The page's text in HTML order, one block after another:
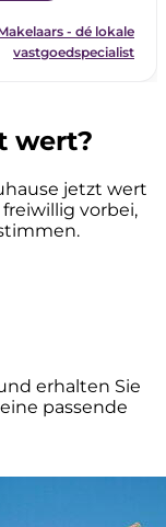
wert?
jetzt wert
vorbei,
erhalten Sie
passende